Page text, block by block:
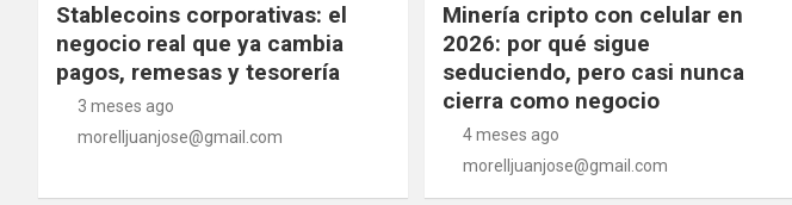
Stablecoins corporativas: el
negocio real que ya cambia
pagos, remesas y tesorería
3 meses ago
morelljuanjose@gmail.com
Minería cripto con celular en
2026: por qué sigue
seduciendo, pero casi nunca
cierra como negocio
4 meses ago
morelljuanjose@gmail.com